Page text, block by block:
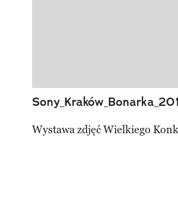
Wystawa zdjęć Wielkiego